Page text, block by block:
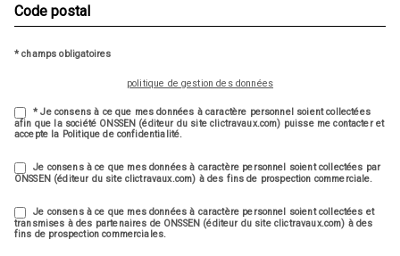
* champs obligatoires
politique de gestion des données
* Je consens à ce que mes données à caractère personnel soient collectées
afin que la société ONSSEN (éditeur du site clictravaux.com) puisse me contacter et
accepte la Politique de confidentialité.
Je consens à ce que mes données à caractère personnel soient collectées par
ONSSEN (éditeur du site clictravaux.com) à des fins de prospection commerciale.
Je consens à ce que mes données à caractère personnel soient collectées et
transmises à des partenaires de ONSSEN (éditeur du site clictravaux.com) à des
fins de prospection commerciales.